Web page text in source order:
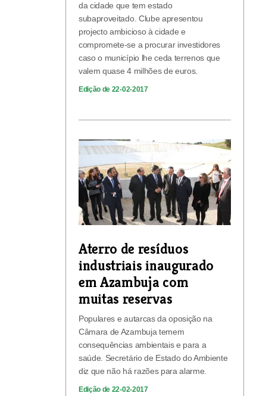
da cidade que tem estado
subaproveitado. Clube apresentou
projecto ambicioso à cidade e
compromete-se a procurar investidores
caso o município lhe ceda terrenos que
valem quase 4 milhões de euros.
Edição de 22-02-2017
Aterro de resíduos
industriais inaugurado
em Azambuja com
muitas reservas
Populares e autarcas da oposição na
Câmara de Azambuja temem
consequências ambientais e para a
saúde. Secretário de Estado do Ambiente
diz que não há razões para alarme.
Edição de 22-02-2017